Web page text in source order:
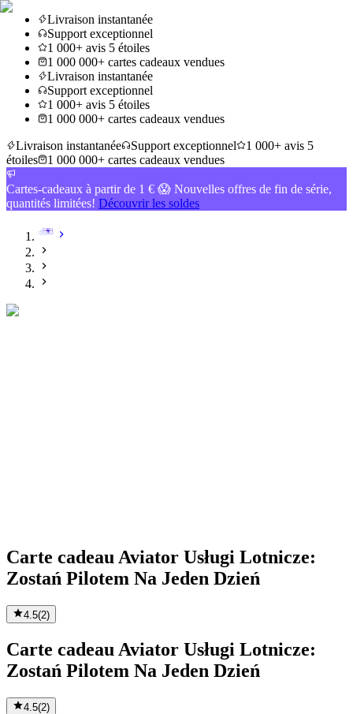
Livraison instantanée
Support exceptionnel
1 000+ avis 5 étoiles
1 000 000+ cartes cadeaux vendues
Livraison instantanée
Support exceptionnel
1 000+ avis 5 étoiles
1 000 000+ cartes cadeaux vendues
Livraison instantanée
Support exceptionnel
1 000+ avis 5
étoiles
1 000 000+ cartes cadeaux vendues
Cartes-cadeaux à partir de 1 € 😱 Nouvelles offres de fin de série,
quantités limitées! Découvrir les soldes
Carte cadeau Aviator Usługi Lotnicze:
Zostań Pilotem Na Jeden Dzień
4.5(2)
Carte cadeau Aviator Usługi Lotnicze:
Zostań Pilotem Na Jeden Dzień
4.5(2)